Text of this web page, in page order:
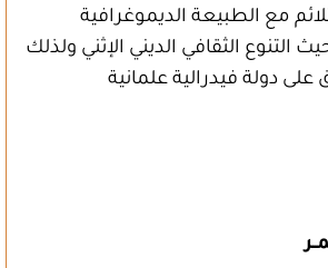
مع الطبيعة الديموغرافية
الثقافي الديني الإثني ولذلك
دولة فيدرالية علمانية